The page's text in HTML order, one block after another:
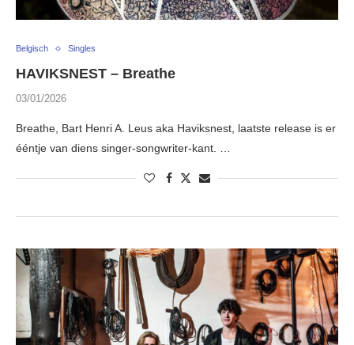
Belgisch Singles
HAVIKSNEST – Breathe
03/01/2026
Breathe, Bart Henri A. Leus aka Haviksnest, laatste release is er
ééntje van diens singer-songwriter-kant. …